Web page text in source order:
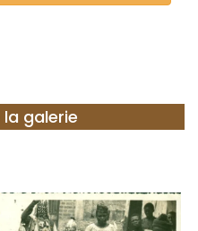
galerie